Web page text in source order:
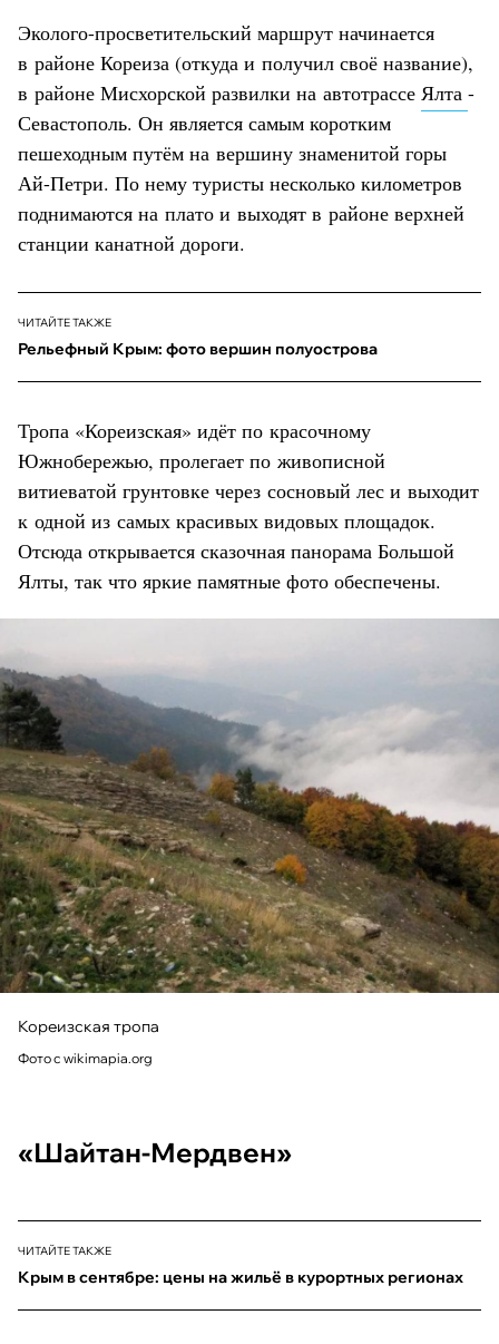
Эколого-просветительский маршрут начинается
в районе Кореиза (откуда и получил своё название),
в районе Мисхорской развилки на автотрассе Ялта -
Севастополь. Он является самым коротким
пешеходным путём на вершину знаменитой горы
Ай-Петри. По нему туристы несколько километров
поднимаются на плато и выходят в районе верхней
станции канатной дороги.
ЧИТАЙТЕ ТАКЖЕ
Рельефный Крым: фото вершин полуострова
Тропа «Кореизская» идёт по красочному
Южнобережью, пролегает по живописной
витиеватой грунтовке через сосновый лес и выходит
к одной из самых красивых видовых площадок.
Отсюда открывается сказочная панорама Большой
Ялты, так что яркие памятные фото обеспечены.
Кореизская тропа
Фото с wikimapia.org
«Шайтан-Мердвен»
ЧИТАЙТЕ ТАКЖЕ
Крым в сентябре: цены на жильё в курортных регионах